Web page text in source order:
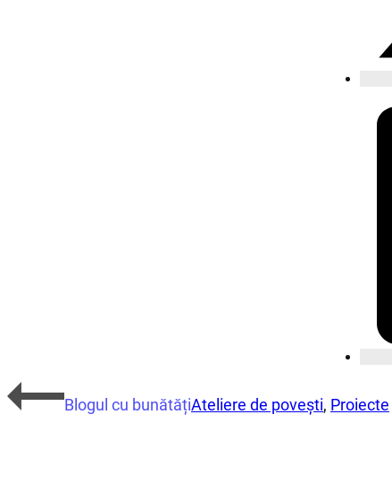
Blogul cu bunătățiAteliere de povești, Proiecte